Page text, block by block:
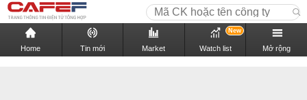
Home Tin mới Market Watch list
New
Mở rộng